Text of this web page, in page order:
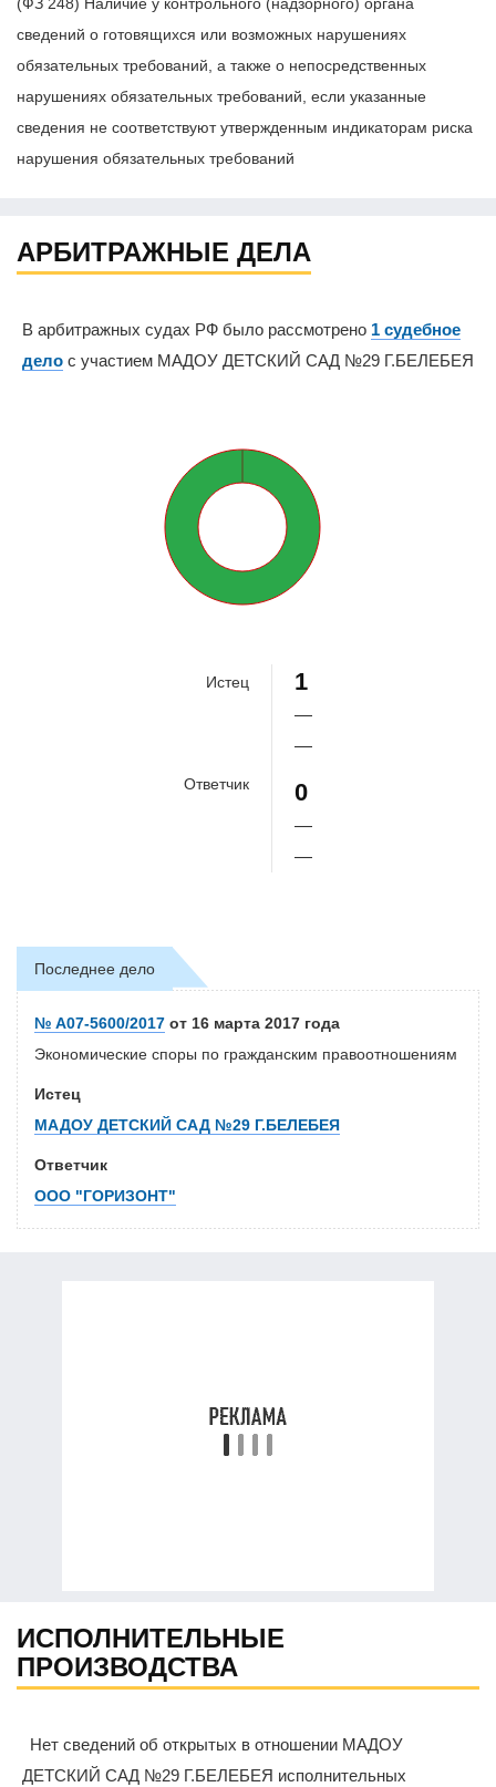
(ФЗ 248) Наличие у контрольного (надзорного) органа
сведений о готовящихся или возможных нарушениях
обязательных требований, а также о непосредственных
нарушениях обязательных требований, если указанные
сведения не соответствуют утвержденным индикаторам риска
нарушения обязательных требований
АРБИТРАЖНЫЕ ДЕЛА
В арбитражных судах РФ было рассмотрено 1 судебное
дело с участием МАДОУ ДЕТСКИЙ САД №29 Г.БЕЛЕБЕЯ
Истец
Ответчик
1
—
—
0
—
—
Последнее дело
№ А07-5600/2017 от 16 марта 2017 года
Экономические споры по гражданским правоотношениям
Истец
МАДОУ ДЕТСКИЙ САД №29 Г.БЕЛЕБЕЯ
Ответчик
ООО "ГОРИЗОНТ"
ИСПОЛНИТЕЛЬНЫЕ
ПРОИЗВОДСТВА
Нет сведений об открытых в отношении МАДОУ
ДЕТСКИЙ САД №29 Г.БЕЛЕБЕЯ исполнительных